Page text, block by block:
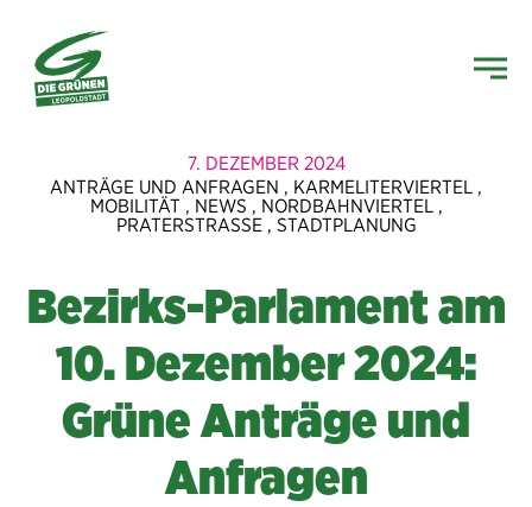
7. DEZEMBER 2024
ANTRÄGE UND ANFRAGEN , KARMELITERVIERTEL ,
MOBILITÄT , NEWS , NORDBAHNVIERTEL,
PRATERSTRASSE , STADTPLANUNG
Bezirks-Parlament am
10. Dezember 2024:
Grüne Anträge und
Anfragen